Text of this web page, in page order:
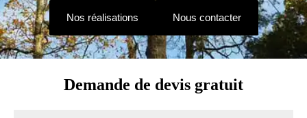
Nos réalisations Nous contacter
Demande de devis gratuit